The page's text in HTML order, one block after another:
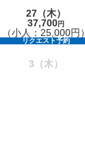
27 （木）
37,700円
（小人：25,000円）
リクエスト予約
3 （木）